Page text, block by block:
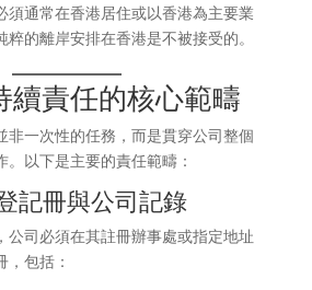
須通常在香港居住或以香港為主要業
的離岸安排在香港是不被接受的。
續責任的核心範疇
非一次性的任務，而是貫穿公司整個
以下是主要的責任範疇：
記冊與公司記錄
公司必須在其註冊辦事處或指定地址
包括：